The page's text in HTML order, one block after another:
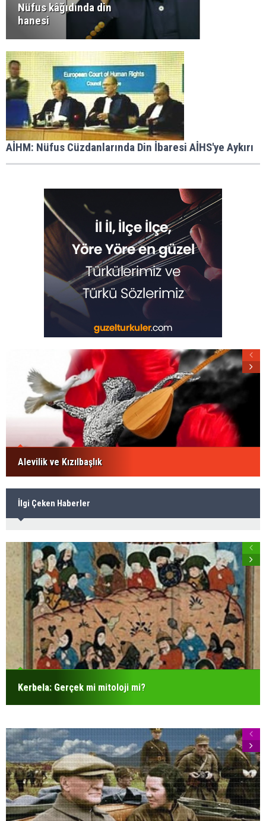
Nüfus kâğıdında din
hanesi
AİHM: Nüfus Cüzdanlarında Din İbaresi AİHS'ye Aykırı
Alevilik ve Kızılbaşlık
İlgi Çeken Haberler
Kerbela: Gerçek mi mitoloji mi?